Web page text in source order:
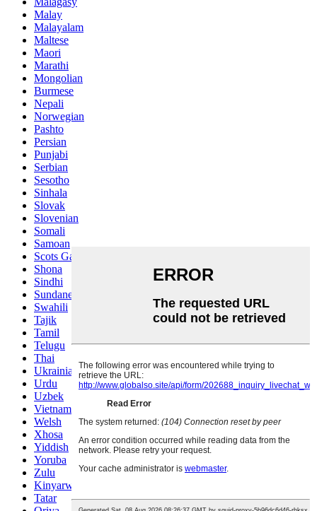
Malay
Malayalam
Maltese
Maori
Marathi
Mongolian
Burmese
Nepali
Norwegian
Pashto
Persian
Punjabi
Serbian
Sesotho
Sinhala
Slovak
Slovenian
Somali
Samoan
Scots Gaelic
Shona
Sindhi
Sundanese
Swahili
Tajik
Tamil
Telugu
Thai
Ukrainian
Urdu
Uzbek
Vietnamese
Welsh
Xhosa
Yiddish
Yoruba
Zulu
Kinyarwanda
Tatar